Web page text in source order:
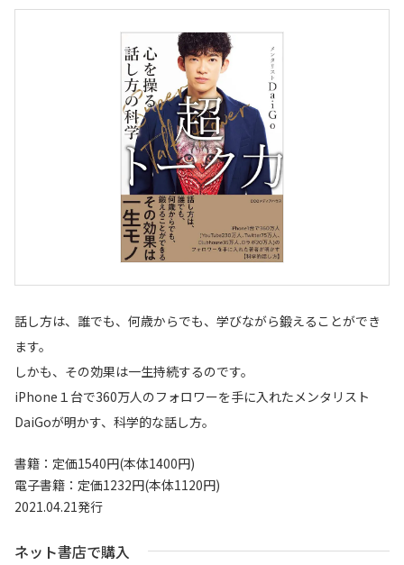
話し方は、誰でも、何歳からでも、学びながら鍛えることができ
ます。
しかも、その効果は一生持続するのです。
iPhone１台で360万人のフォロワーを手に入れたメンタリスト
DaiGoが明かす、科学的な話し方。
書籍：定価1540円(本体1400円)
電子書籍：定価1232円(本体1120円)
2021.04.21発行
ネット書店で購入